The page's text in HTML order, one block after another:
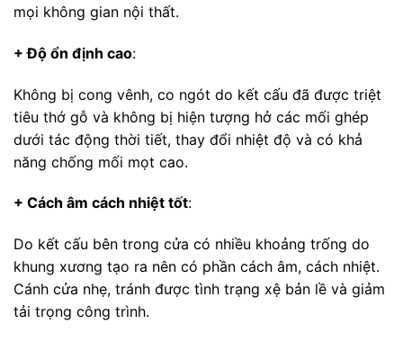
mọi không gian nội thất.
+ Độ ổn định cao:
Không bị cong vênh, co ngót do kết cấu đã được triệt
tiêu thớ gỗ và không bị hiện tượng hở các mối ghép
dưới tác động thời tiết, thay đổi nhiệt độ và có khả
năng chống mối mọt cao.
+ Cách âm cách nhiệt tốt:
Do kết cấu bên trong cửa có nhiều khoảng trống do
khung xương tạo ra nên có phần cách âm, cách nhiệt.
Cánh cửa nhẹ, tránh được tình trạng xệ bản lề và giảm
tải trọng công trình.